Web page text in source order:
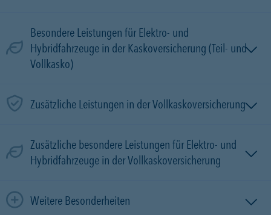
Besondere Leistungen für Elektro- und
Hybridfahrzeuge in der Kaskoversicherung (Teil- und
Vollkasko)
Zusätzliche Leistungen in der Vollkaskoversicherung
Zusätzliche besondere Leistungen für Elektro- und
Hybridfahrzeuge in der Vollkaskoversicherung
Weitere Besonderheiten